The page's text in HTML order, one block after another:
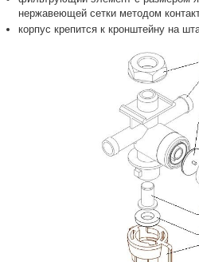
нержавеющей сетки методом
корпус крепится к кронштейну на